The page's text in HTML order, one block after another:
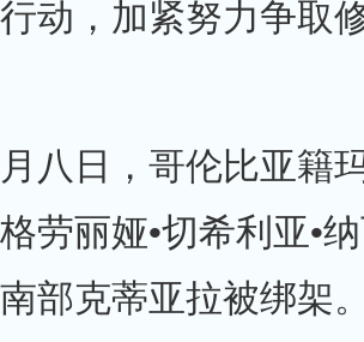
动，加紧努力争取
八日，哥伦比亚籍
劳丽娅•切希利亚•
部克蒂亚拉被绑架